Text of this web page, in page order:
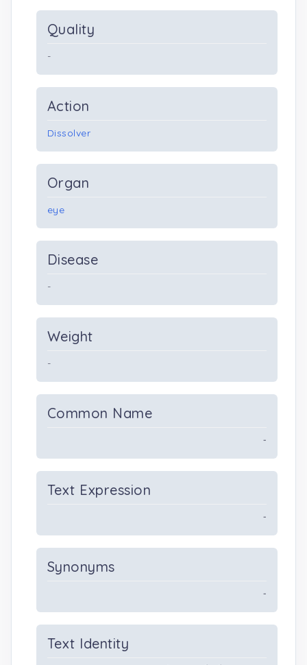
Quality
-
Action
Dissolver
Organ
eye
Disease
-
Weight
-
Common Name
-
Text Expression
-
Synonyms
-
Text Identity